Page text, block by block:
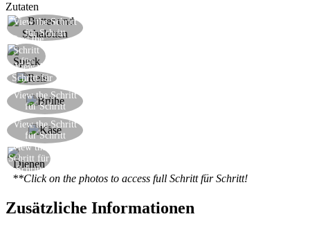
Zutaten
View the Schritt
für Schritt
View the
Schritt
für
Schritt
View the
Schritt für
Schritt
View the Schritt
für Schritt
View the Schritt
für Schritt
View the
Schritt für
Schritt
**Click on the photos to access full Schritt für Schritt!
Zusätzliche Informationen